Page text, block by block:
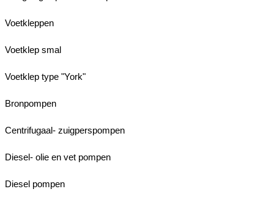
Voetkleppen
Voetklep smal
Voetklep type "York"
Bronpompen
Centrifugaal- zuigperspompen
Diesel- olie en vet pompen
Diesel pompen